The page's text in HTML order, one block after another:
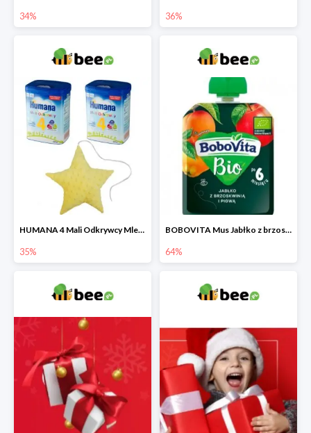
34% 36%
HUMANA 4 Mali Odkrywcy Mleko modyfikowane po 24 m-cu + poduszka Gratis
35%
BOBOVITA Mus Jabłko z brzoskwinią i pigwą
64%